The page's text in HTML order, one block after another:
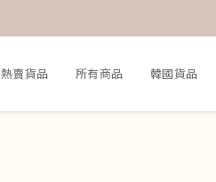
熱賣貨品 所有商品 韓國貨品